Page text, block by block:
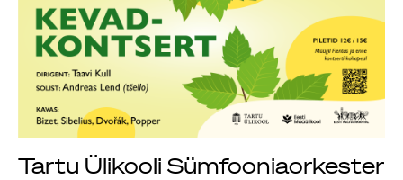
Tartu Ülikooli Sümfooniaorkester